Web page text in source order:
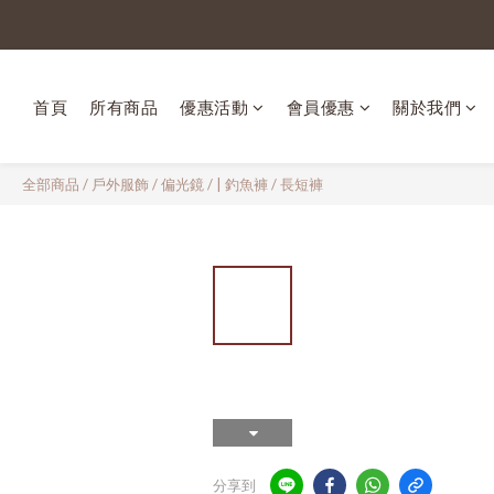
首頁 所有商品 優惠活動 會員優惠 關於我們
全部商品 / 戶外服飾 / 偏光鏡 / | 釣魚褲 / 長短褲
分享到